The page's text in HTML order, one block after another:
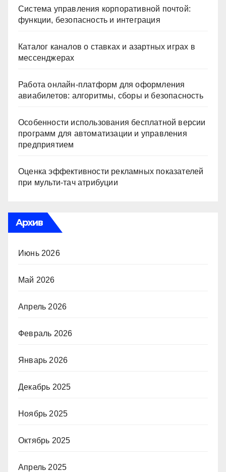
Система управления корпоративной почтой:
функции, безопасность и интеграция
Каталог каналов о ставках и азартных играх в
мессенджерах
Работа онлайн‑платформ для оформления
авиабилетов: алгоритмы, сборы и безопасность
Особенности использования бесплатной версии
программ для автоматизации и управления
предприятием
Оценка эффективности рекламных показателей
при мульти-тач атрибуции
Архив
Июнь 2026
Май 2026
Апрель 2026
Февраль 2026
Январь 2026
Декабрь 2025
Ноябрь 2025
Октябрь 2025
Апрель 2025